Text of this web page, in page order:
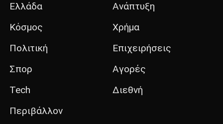
Ελλάδα
Κόσμος
Πολιτική
Σπορ
Tech
Περιβάλλον
Ανάπτυξη
Χρήμα
Επιχειρήσεις
Αγορές
Διεθνή